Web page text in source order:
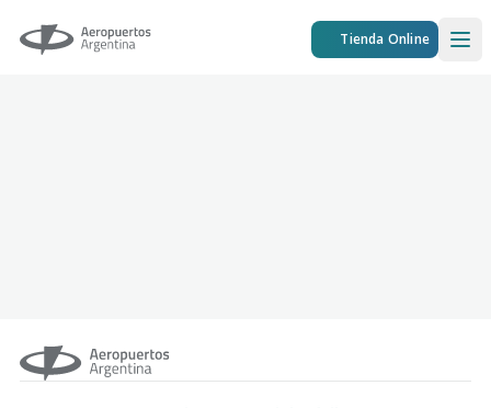
Aeropuertos Argentina Tienda Online